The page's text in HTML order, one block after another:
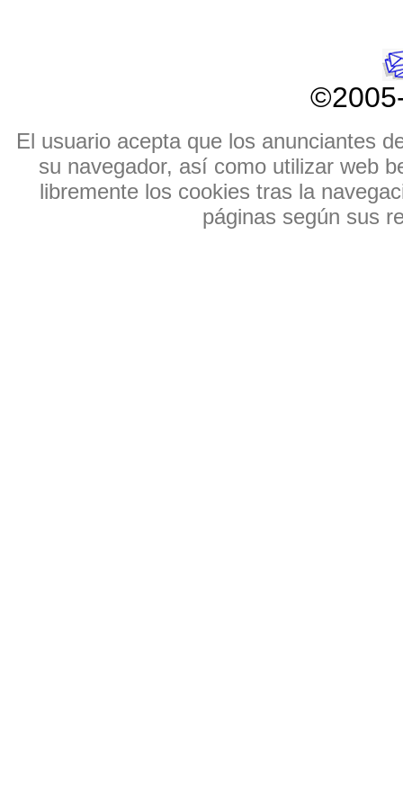
El usuario acepta que los anunciantes
su navegador, así como utilizar web
libremente los cookies tras la
páginas según sus